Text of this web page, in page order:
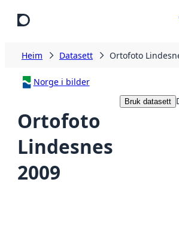
Heim Datasett Ortofoto
Norge i bilder
Ortofoto
Lindesnes
2009
Bruk datasett